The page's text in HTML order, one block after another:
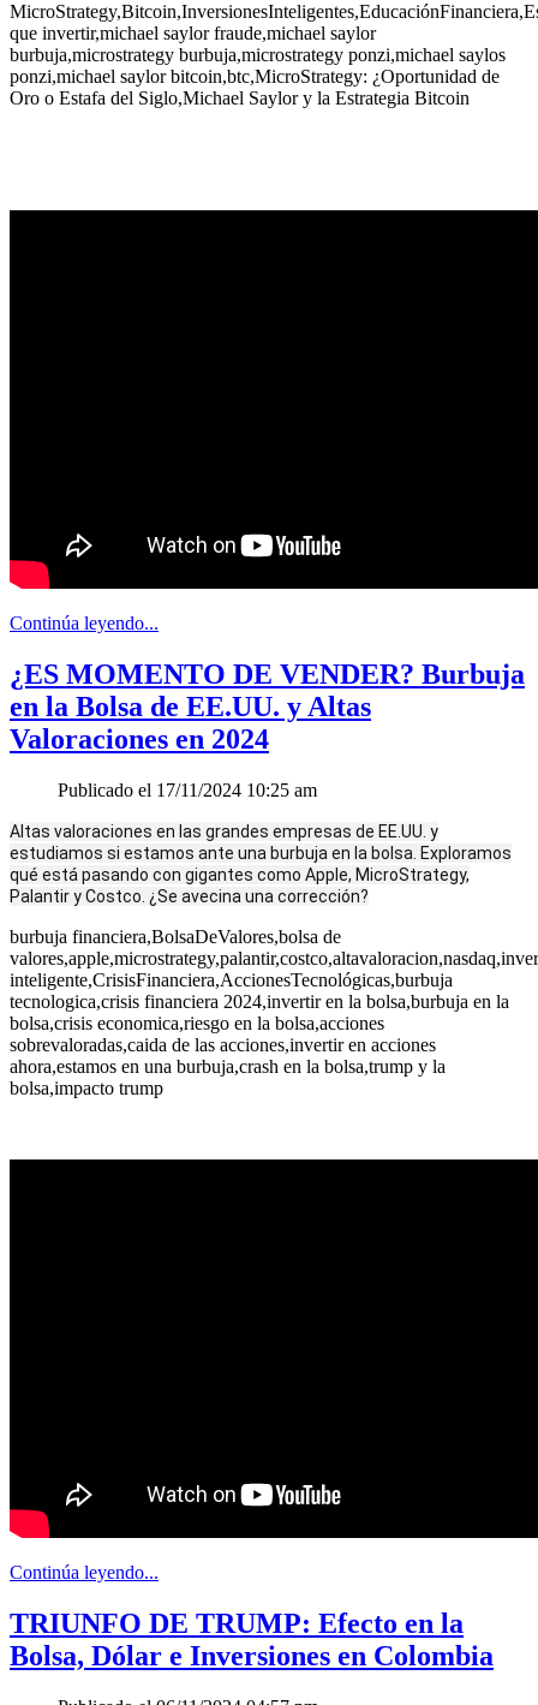
que invertir,michael saylor fraude,michael saylor
burbuja,microstrategy burbuja,microstrategy ponzi,michael saylos
ponzi,michael saylor bitcoin,btc,MicroStrategy: ¿Oportunidad de
Oro o Estafa del Siglo,Michael Saylor y la Estrategia Bitcoin
Continúa leyendo...
¿ES MOMENTO DE VENDER? Burbuja
en la Bolsa de EE.UU. y Altas
Valoraciones en 2024
Publicado el 17/11/2024 10:25 am
Altas valoraciones en las grandes empresas de EE.UU. y
estudiamos si estamos ante una burbuja en la bolsa. Exploramos
qué está pasando con gigantes como Apple, MicroStrategy,
Palantir y Costco. ¿Se avecina una corrección?
burbuja financiera,BolsaDeValores,bolsa de
inteligente,CrisisFinanciera,AccionesTecnológicas,burbuja
tecnologica,crisis financiera 2024,invertir en la bolsa,burbuja en la
bolsa,crisis economica,riesgo en la bolsa,acciones
sobrevaloradas,caida de las acciones,invertir en acciones
ahora,estamos en una burbuja,crash en la bolsa,trump y la
bolsa,impacto trump
Continúa leyendo...
TRIUNFO DE TRUMP: Efecto en la
Bolsa, Dólar e Inversiones en Colombia